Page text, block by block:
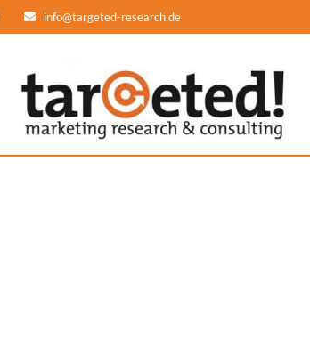
info@targeted-research.de